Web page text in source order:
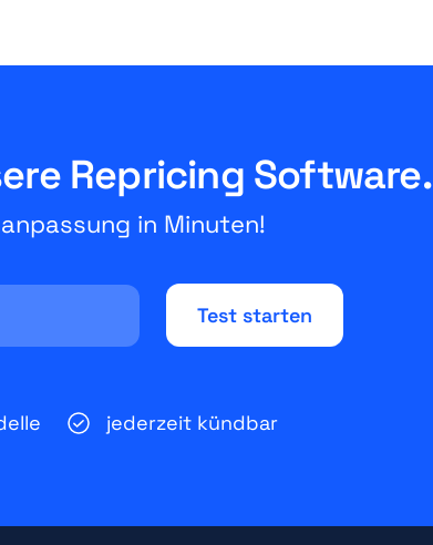
Repricing Software.
in Minuten!
jederzeit kündbar